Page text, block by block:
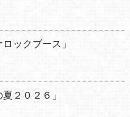
ックブース」
夏２０２６」